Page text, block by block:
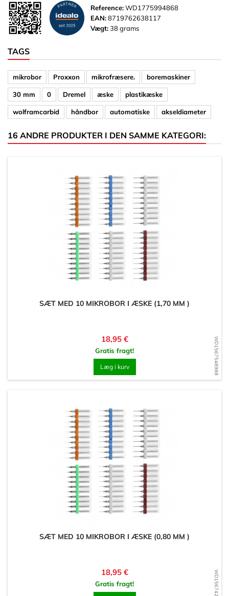
Reference:WD1775994868
EAN:8719762638117
Vægt:38 grams
TAGS
mikrobor Proxxon mikrofræsere. boremaskiner
30 mm 0 Dremel æske plastikæske
wolframcarbid håndbor automatiske akseldiameter
16 ANDRE PRODUKTER I DEN SAMME KATEGORI:
WD1567548988
SÆT MED 10 MIKROBOR I ÆSKE (1,70 MM )
Pris
18,95 €
Gratis fragt!
Læg i kurv
SÆT MED 10 MIKROBOR I ÆSKE (0,80 MM )
Pris
18,95 €
Gratis fragt!